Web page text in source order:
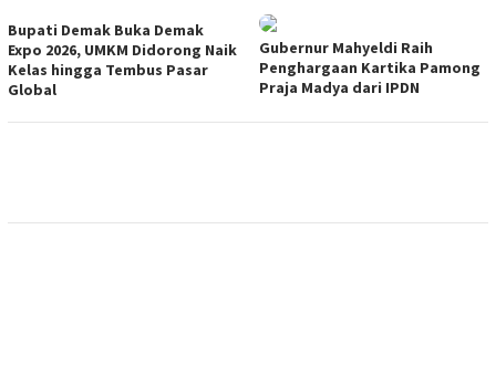
Bupati Demak Buka Demak
Expo 2026, UMKM Didorong Naik
Kelas hingga Tembus Pasar
Global
Gubernur Mahyeldi Raih
Penghargaan Kartika Pamong
Praja Madya dari IPDN